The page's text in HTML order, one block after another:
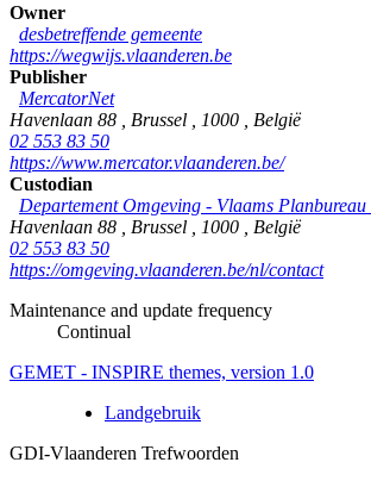
Owner
desbetreffende gemeente
https://wegwijs.vlaanderen.be
Publisher
MercatorNet
Havenlaan 88
Brussel 1000
België
02 553 83 50
https://www.mercator.vlaanderen.be/
Custodian
Departement Omgeving - Vlaams
Havenlaan 88
Brussel 1000
België
02 553 83 50
https://omgeving.vlaanderen.be/nl/contact
Maintenance and update frequency
Continual
GEMET - INSPIRE themes, version 1.0
Landgebruik
GDI-Vlaanderen Trefwoorden